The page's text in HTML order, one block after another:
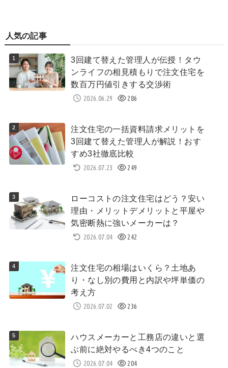
人気の記事
3回建て替えた管理人が伝授！タウ
ンライフの相見積もりで注文住宅を
数百万円値引きする交渉術
2026.06.29 286
注文住宅の一括資料請求メリットを
3回建て替えた管理人が解説！おす
すめ3社徹底比較
2026.07.23 249
ローコストの注文住宅はどう？安い
理由・メリットデメリットと平屋や
気密断熱に強いメーカーは？
2026.07.04 242
注文住宅の相場はいくら？土地あ
り・なし別の費用と内訳や坪単価の
考え方
2026.07.02 236
ハウスメーカーと工務店の違いと選
ぶ前に絶対やるべき4つのこと
2026.07.04 204